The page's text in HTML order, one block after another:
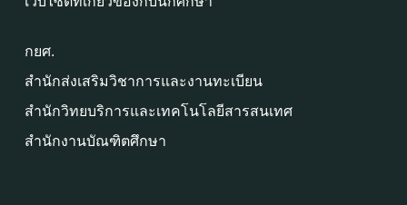
กยศ.
สำนักส่งเสริมวิชาการและงานทะเบียน
สำนักวิทยบริการและเทคโนโลยีสารสนเทศ
สำนักงานบัณฑิตศึกษา